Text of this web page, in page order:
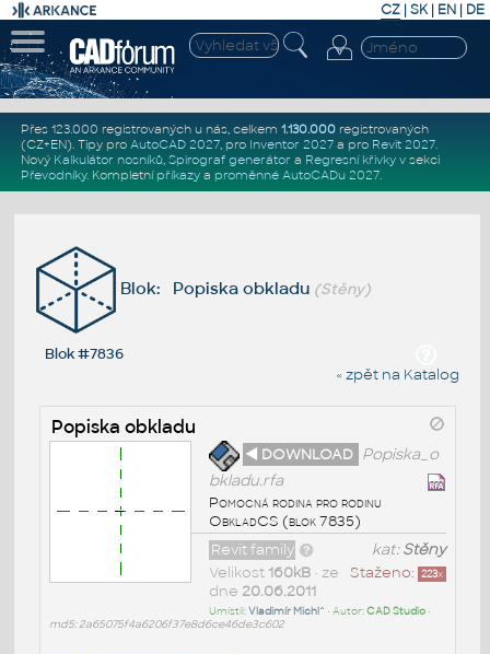
CZ | SK| EN | DE
Přes 123.000 registrovaných u nás, celkem 1.130.000registrovaných
(CZ+EN). Tipy pro AutoCAD 2027, pro Inventor 2027a pro Revit 2027.
Nový Kalkulátor nosníků, Spirograf generátor a Regresní křivkyv sekci
Převodníky. Kompletní příkazya proměnné AutoCADu 2027.
Blok: Popiska obkladu (Stěny)
Blok #7836
« zpět na Katalog
Popiska obkladu
◄ DOWNLOAD Popiska_o
bkladu.rfa
Pomocná rodina pro rodinu
ObkladCS (blok 7835)
kat:Stěny
Revit family
Staženo: 223x
Velikost 160kB• ze
dne 20.06.2011
Umístil:Vladimír Michl^ • Autor:CAD Studio•
md5: 2a65075f4a6206f37e8d6ce46de3c602